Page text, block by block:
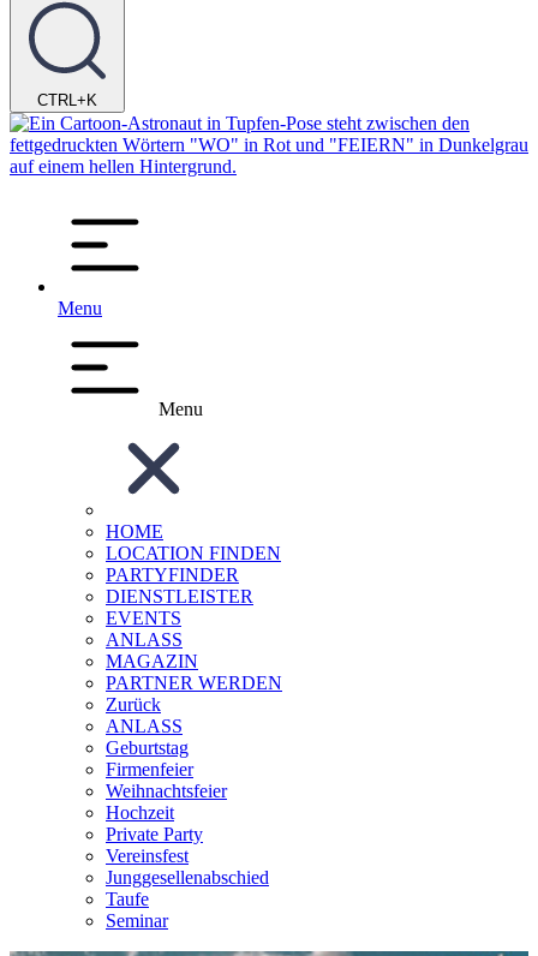
CTRL+K
Menu
Menu
HOME
LOCATION FINDEN
PARTYFINDER
DIENSTLEISTER
EVENTS
ANLASS
MAGAZIN
PARTNER WERDEN
Zurück
ANLASS
Geburtstag
Firmenfeier
Weihnachtsfeier
Hochzeit
Private Party
Vereinsfest
Junggesellenabschied
Taufe
Seminar